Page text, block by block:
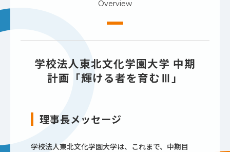
Overview
学校法人東北文化学園大学 中期
計画「輝ける者を育むⅢ」
理事長メッセージ
学校法人東北文化学園大学は、これまで、中期目